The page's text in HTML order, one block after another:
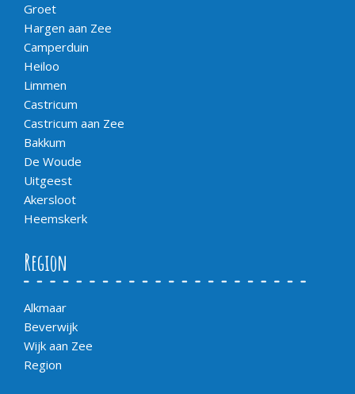
Groet
Hargen aan Zee
Camperduin
Heiloo
Limmen
Castricum
Castricum aan Zee
Bakkum
De Woude
Uitgeest
Akersloot
Heemskerk
Region
Alkmaar
Beverwijk
Wijk aan Zee
Region